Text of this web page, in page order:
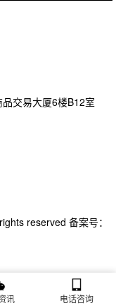
交易大厦6楼B12室
reserved 备案号：
讯 电话咨询